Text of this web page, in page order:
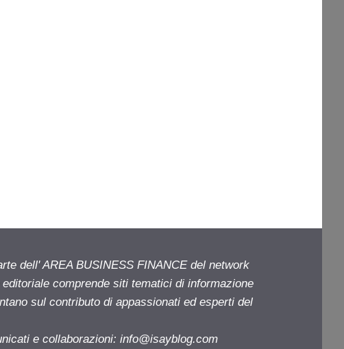
dell' AREA BUSINESS FINANCE del network
comprende siti tematici di informazione
sul contributo di appassionati ed esperti del
e collaborazioni: info@isayblog.com